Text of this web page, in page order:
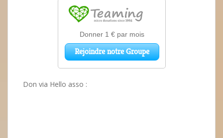
Don via Hello asso :